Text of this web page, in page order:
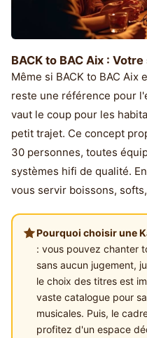
BACK to BAC Aix :
Même si BACK to BAC
reste une référence pour
vaut le coup pour les
petit trajet. Ce concept
30 personnes, toutes
systèmes hifi de qualité.
vous servir boissons,
Pourquoi choisir une
: vous pouvez chanter
sans aucun jugement,
le choix des titres est
vaste catalogue pour
musicales. Puis, le
profitez d'un espace